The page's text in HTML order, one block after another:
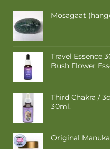
Mosagaat
Travel Essence
Bush Flower
Third Chakra /
30ml.
Original